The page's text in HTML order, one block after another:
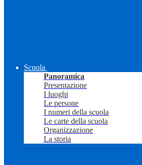
Scuola
Panoramica
Presentazione
I luoghi
Le persone
I numeri della scuola
Le carte della scuola
Organizzazione
La storia